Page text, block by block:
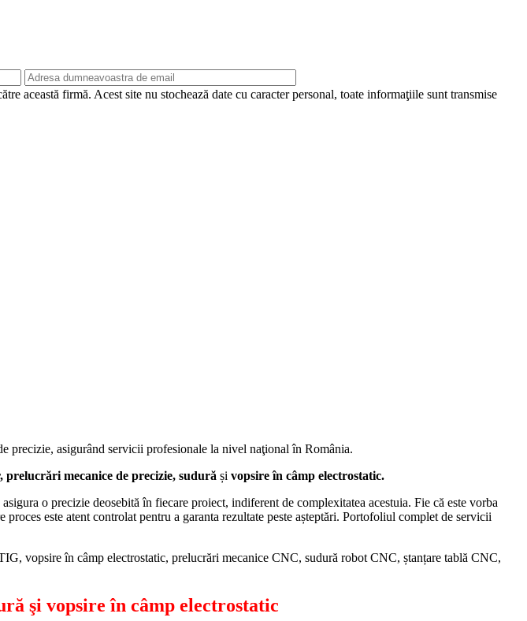
această firmă. Acest site nu stochează date cu caracter personal, toate informaţiile sunt transmise
precizie, asigurând servicii profesionale la nivel naţional în România.
prelucrări mecanice de precizie, sudură și vopsire în câmp electrostatic.
asigura o precizie deosebită în fiecare proiect, indiferent de complexitatea acestuia. Fie că este vorba
este atent controlat pentru a garanta rezultate peste așteptări. Portofoliul complet de servicii
vopsire în câmp electrostatic, prelucrări mecanice CNC, sudură robot CNC, ștanțare tablă CNC,
şi vopsire în câmp electrostatic